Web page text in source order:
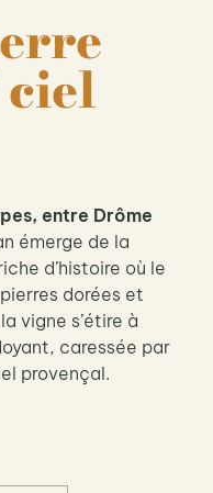
ciel
entre Drôme
émerge de la
d’histoire où le
dorées et
vigne s’étire à
caressée par
provençal.